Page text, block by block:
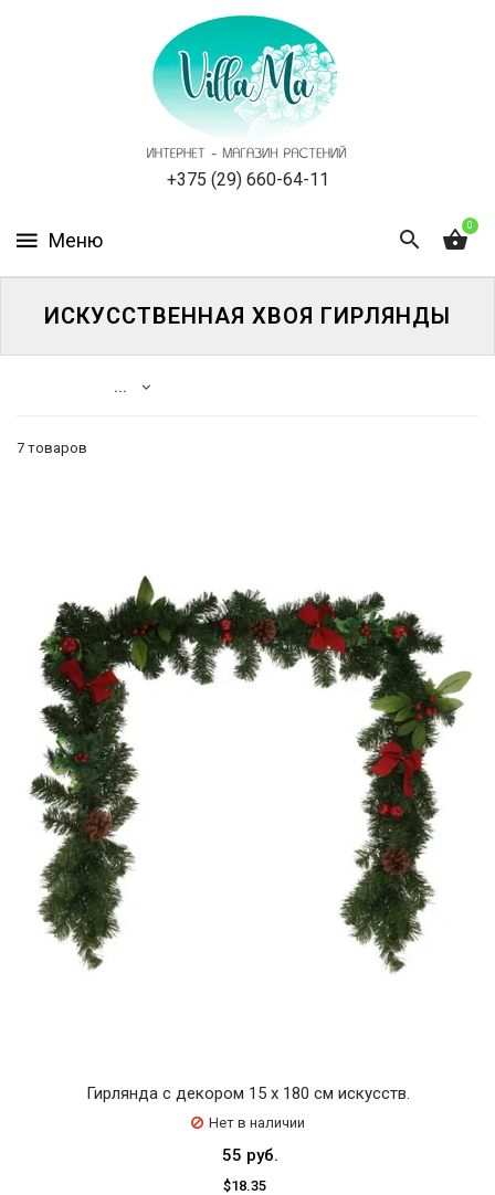
+375 (29) 660-64-11
0
НОВОСТИ,
АКЦИИ
ОТЗЫВЫ
ВОЙТИ
ЗАБЫЛИ
ПАРОЛЬ?
ИСКУССТВЕННАЯ ХВОЯ ГИРЛЯНДЫ
...
7 товаров
Гирлянда с декором 15 х 180 см искусств.
Нет в наличии
55 руб.
$18.35